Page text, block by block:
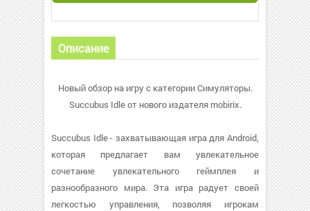
Описание
Новый обзор на игру с категории Симуляторы.
Succubus Idle от нового издателя mobirix.
Succubus Idle - захватывающая игра для Android,
которая предлагает вам увлекательное
сочетание увлекательного геймплея и
разнообразного мира. Эта игра радует своей
легкостью управления, позволяя игрокам